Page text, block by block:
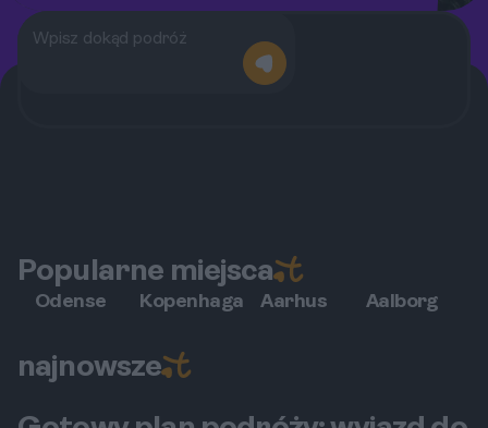
Popularne miejsca
Odense Kopenhaga Aarhus Aalborg
najnowsze